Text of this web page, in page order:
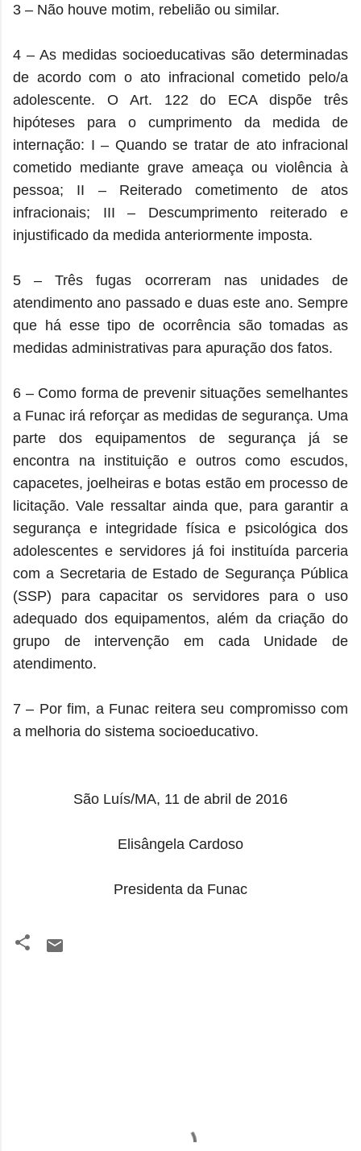
3 – Não houve motim, rebelião ou similar.
4 – As medidas socioeducativas são determinadas
de acordo com o ato infracional cometido pelo/a
adolescente. O Art. 122 do ECA dispõe três
hipóteses para o cumprimento da medida de
internação: I – Quando se tratar de ato infracional
cometido mediante grave ameaça ou violência à
pessoa; II – Reiterado cometimento de atos
infracionais; III – Descumprimento reiterado e
injustificado da medida anteriormente imposta.
5 – Três fugas ocorreram nas unidades de
atendimento ano passado e duas este ano. Sempre
que há esse tipo de ocorrência são tomadas as
medidas administrativas para apuração dos fatos.
6 – Como forma de prevenir situações semelhantes
a Funac irá reforçar as medidas de segurança. Uma
parte dos equipamentos de segurança já se
encontra na instituição e outros como escudos,
capacetes, joelheiras e botas estão em processo de
licitação. Vale ressaltar ainda que, para garantir a
segurança e integridade física e psicológica dos
adolescentes e servidores já foi instituída parceria
com a Secretaria de Estado de Segurança Pública
(SSP) para capacitar os servidores para o uso
adequado dos equipamentos, além da criação do
grupo de intervenção em cada Unidade de
atendimento.
7 – Por fim, a Funac reitera seu compromisso com
a melhoria do sistema socioeducativo.
São Luís/MA, 11 de abril de 2016
Elisângela Cardoso
Presidenta da Funac